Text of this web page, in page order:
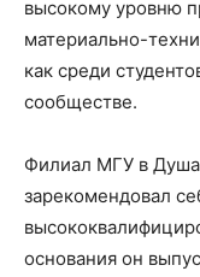
высокому уровню
материально-
как среди
сообществе.
Филиал МГУ в
зарекомендовал
основания он